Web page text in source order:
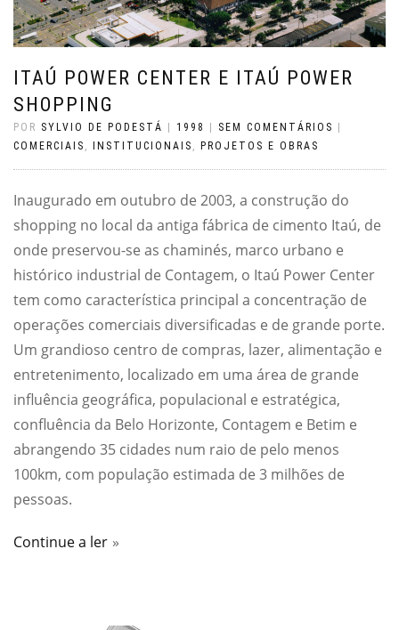
ITAÚ POWER CENTER E ITAÚ POWER
SHOPPING
POR SYLVIO DE PODESTÁ 1998 SEM COMENTÁRIOS
COMERCIAIS , INSTITUCIONAIS , PROJETOS E OBRAS
Inaugurado em outubro de 2003, a construção do
shopping no local da antiga fábrica de cimento Itaú, de
onde preservou-se as chaminés, marco urbano e
histórico industrial de Contagem, o Itaú Power Center
tem como característica principal a concentração de
operações comerciais diversificadas e de grande porte.
Um grandioso centro de compras, lazer, alimentação e
entretenimento, localizado em uma área de grande
influência geográfica, populacional e estratégica,
confluência da Belo Horizonte, Contagem e Betim e
abrangendo 35 cidades num raio de pelo menos
100km, com população estimada de 3 milhões de
pessoas.
Continue a ler